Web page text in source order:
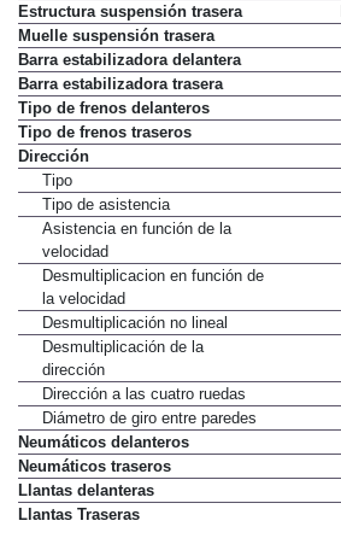
Estructura suspensión trasera
Muelle suspensión trasera
Barra estabilizadora delantera
Barra estabilizadora trasera
Tipo de frenos delanteros
Tipo de frenos traseros
Dirección
Tipo
Tipo de asistencia
Asistencia en función de la
velocidad
Desmultiplicacion en función de
la velocidad
Desmultiplicación no lineal
Desmultiplicación de la
dirección
Dirección a las cuatro ruedas
Diámetro de giro entre paredes
Neumáticos delanteros
Neumáticos traseros
Llantas delanteras
Llantas Traseras